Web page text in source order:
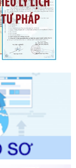
hành chính mới
và phê duyệt
thủ tục hành
chức năng quản
hành chính
nội bộ, quy
lĩnh vực Du
Văn hóa, Thể